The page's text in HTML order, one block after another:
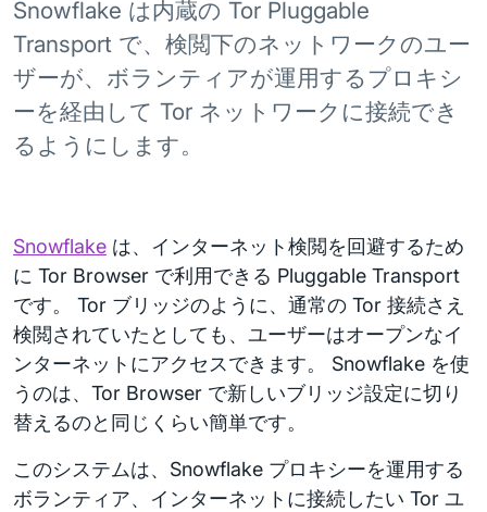
Snowflake は内蔵の Tor Pluggable
Transport で、検閲下のネットワークのユー
ザーが、ボランティアが運用するプロキシ
ーを経由して Tor ネットワークに接続でき
るようにします。
Snowflake は、インターネット検閲を回避するため
に Tor Browser で利用できる Pluggable Transport
です。 Tor ブリッジのように、通常の Tor 接続さえ
検閲されていたとしても、ユーザーはオープンなイ
ンターネットにアクセスできます。 Snowflake を使
うのは、Tor Browser で新しいブリッジ設定に切り
替えるのと同じくらい簡単です。
このシステムは、Snowflake プロキシーを運用する
ボランティア、インターネットに接続したい Tor ユ